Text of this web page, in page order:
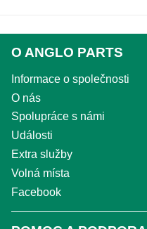
O ANGLO PARTS
Informace o společnosti
O nás
Spolupráce s námi
Události
Extra služby
Volná místa
Facebook